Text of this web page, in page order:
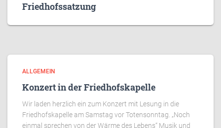
Friedhofssatzung
ALLGEMEIN
Konzert in der Friedhofskapelle
Wir laden herzlich ein zum Konzert mit Lesung in die
Friedhofskapelle am Samstag vor Totensonntag. „Noch
einmal sprechen von der Wärme des Lebens“ Musik und